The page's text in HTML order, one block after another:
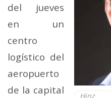
Hinz
del jueves
en un
centro
logístico del
aeropuerto
de la capital